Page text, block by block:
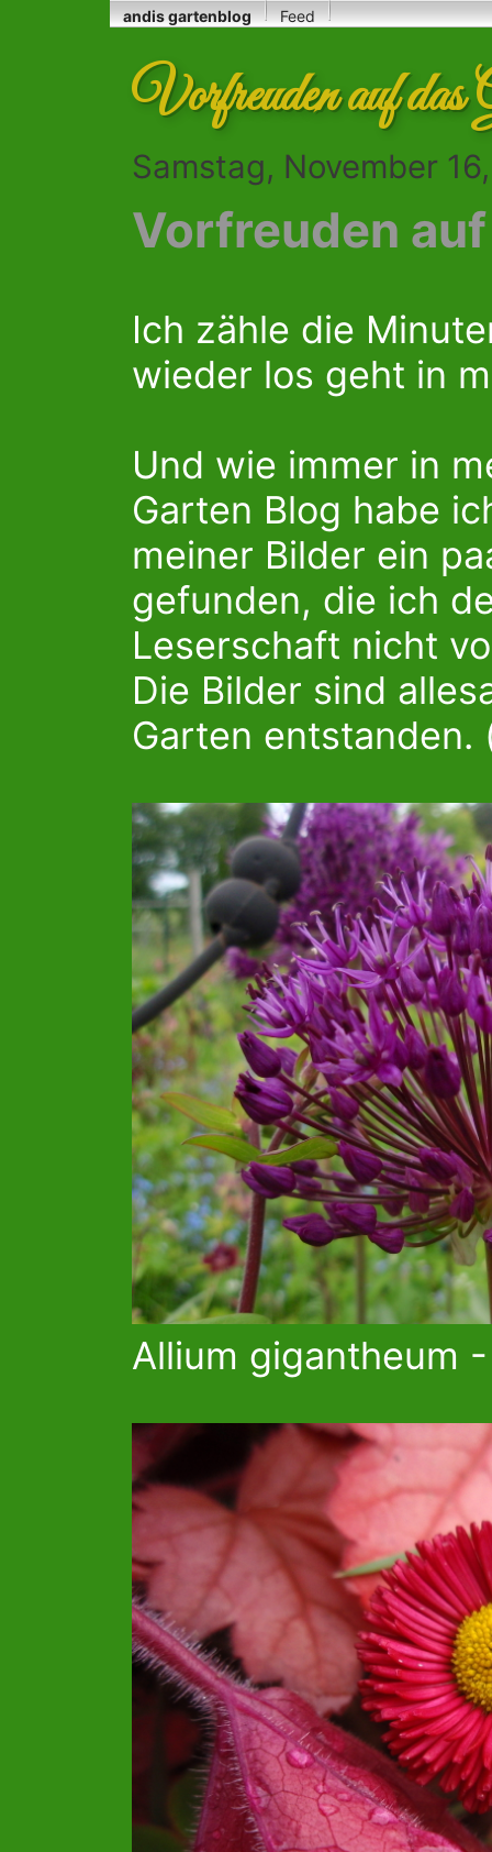
andis gartenblog Feed
Vorfreuden auf das
Samstag, November
Vorfreuden
Ich zähle die
wieder los geht in
Und wie immer in
Garten Blog habe
meiner Bilder ein
gefunden, die ich
Leserschaft nicht
Die Bilder sind
Garten entstanden.
Allium gigantheum